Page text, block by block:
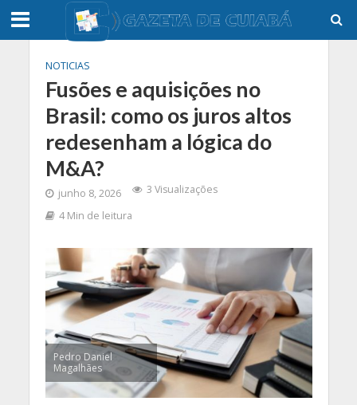
NOTICIAS
Fusões e aquisições no
Brasil: como os juros altos
redesenham a lógica do
M&A?
junho 8, 2026
3 Visualizações
4 Min de leitura
Pedro Daniel
Magalhães